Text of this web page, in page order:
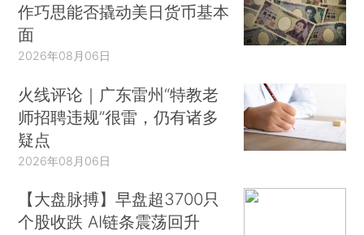
作巧思能否撬动美日货币基本
面
2026年08月06日
火线评论｜广东雷州“特教老
师招聘违规”很雷，仍有诸多
疑点
2026年08月06日
【大盘脉搏】早盘超3700只
个股收跌 AI链条震荡回升